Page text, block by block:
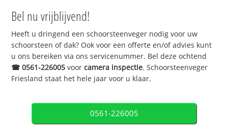
Bel nu vrijblijvend!
Heeft u dringend een schoorsteenveger nodig voor uw
schoorsteen of dak? Ook voor een offerte en/of advies kunt
u ons bereiken via ons servicenummer. Bel deze ochtend
☎0561-226005 voorcamera inspectie. Schoorsteenveger
Friesland staat het hele jaar voor u klaar.
0561-226005